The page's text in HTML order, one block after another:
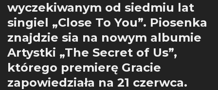
wyczekiwanym od siedmiu lat
singiel „Close To You”. Piosenka
znajdzie sia na nowym albumie
Artystki „The Secret of Us”,
którego premierę Gracie
zapowiedziała na 21 czerwca.